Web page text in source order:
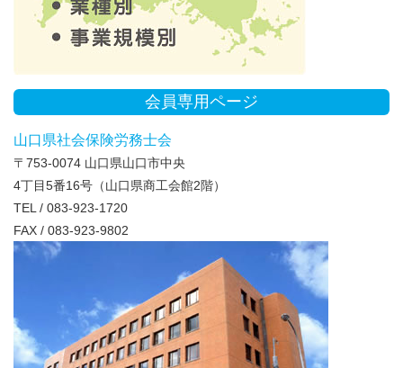
会員専用ページ
山口県社会保険労務士会
〒753-0074 山口県山口市中央
4丁目5番16号（山口県商工会館2階）
TEL / 083-923-1720
FAX / 083-923-9802